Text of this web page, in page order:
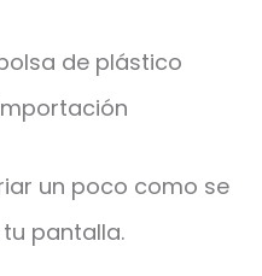
de plástico
un poco como se
pantalla.